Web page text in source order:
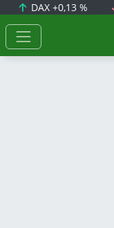
DAX+0,13 %